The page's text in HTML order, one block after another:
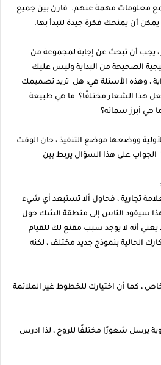
معلومات مهمة عنهم. قارن بين جميع
أن يمنحك فكرة جيدة لتبدأ بها.
يجب أن تبحث عن إجابة لمجموعة من
الصحيحة من البداية وليس عليك
، وهذه الأسئلة هي: هل تريد تصميمك
هذا الشعار مختلفًا؟ ما هي طبيعة
هي أبرز سماته؟
ووضعها موضع التنفيذ ، حان الوقت
الجواب على هذا السؤال يربط بين
تجارية ، فحاول ألا تستبعد أي شيء
هذا سيقود الناس إلى منطقة الشك حول
يعني أنه لا يوجد سبب مقنع لك للقيام
الحالية بنموذج جديد مختلف ، لكنه
، كما أن اختيارك للخطوط غير الملائمة
يرسل شعورًا مختلفًا للروح ، لذا ادرس